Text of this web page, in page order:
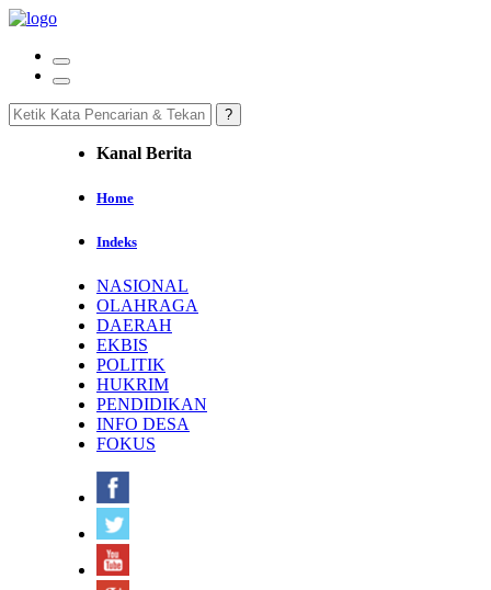
Kanal Berita
Home
Indeks
NASIONAL
OLAHRAGA
DAERAH
EKBIS
POLITIK
HUKRIM
PENDIDIKAN
INFO DESA
FOKUS